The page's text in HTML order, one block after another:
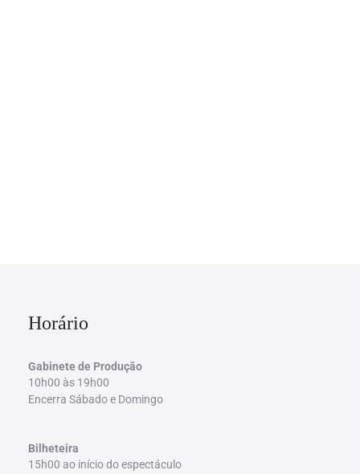
Horário
Gabinete de Produção
10h00 às 19h00
Encerra Sábado e Domingo
Bilheteira
15h00 ao início do espectáculo